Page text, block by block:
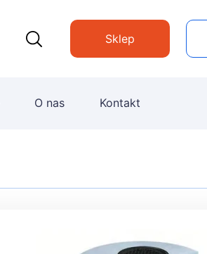
Sklep
O nas Kontakt